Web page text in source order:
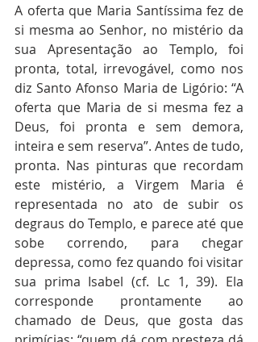
A oferta que Maria Santíssima fez de
si mesma ao Senhor, no mistério da
sua Apresentação ao Templo, foi
pronta, total, irrevogável, como nos
diz Santo Afonso Maria de Ligório: “A
oferta que Maria de si mesma fez a
Deus, foi pronta e sem demora,
inteira e sem reserva”. Antes de tudo,
pronta. Nas pinturas que recordam
este mistério, a Virgem Maria é
representada no ato de subir os
degraus do Templo, e parece até que
sobe correndo, para chegar
depressa, como fez quando foi visitar
sua prima Isabel (cf. Lc 1, 39). Ela
corresponde prontamente ao
chamado de Deus, que gosta das